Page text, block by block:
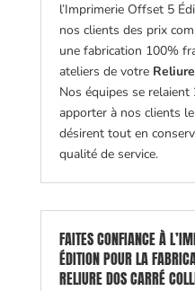
l’Imprimerie Offset 5
nos clients des prix
une fabrication 100%
ateliers de votre
Nos équipes se
apporter à nos clients
désirent tout en
qualité de service.
FAITES CONFIANCE À
ÉDITION POUR LA
RELIURE DOS CARRÉ